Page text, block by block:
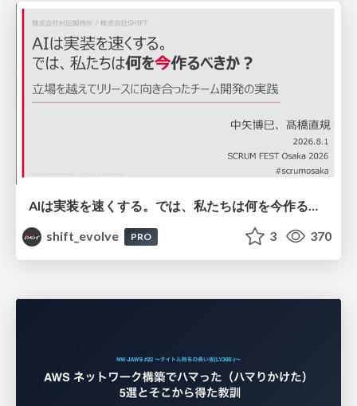
AIは実装を速くする。では、私たちは何を今作るべきか？－立場を越えてリリースに向き合ったチーム開発の実践 / 20260801 Hiromi Nakaya and Naoki Takahashi
shift_evolve
PRO 3 370